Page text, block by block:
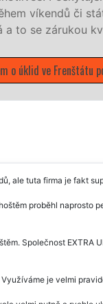
víkendů či
se zárukou
úklid ve Frenštátu pod
ale tuta firma je fakt
proběhl naprosto
Společnost
je velmi